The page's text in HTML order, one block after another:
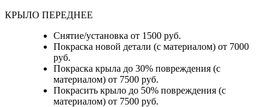
КРЫЛО ПЕРЕДНЕЕ
Снятие/установка от 1500 руб.
Покраска новой детали (с материалом) от 7000
руб.
Покраска крыла до 30% повреждения (с
материалом) от 7500 руб.
Покрасить крыло до 50% повреждения (с
материалом) от 7500 руб.